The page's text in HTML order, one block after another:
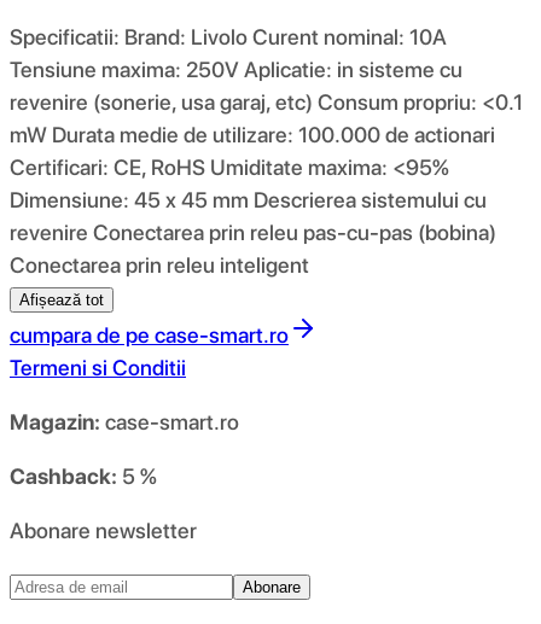
Specificatii: Brand: Livolo Curent nominal: 10A
Tensiune maxima: 250V Aplicatie: in sisteme cu
revenire (sonerie, usa garaj, etc) Consum propriu: <0.1
mW Durata medie de utilizare: 100.000 de actionari
Certificari: CE, RoHS Umiditate maxima: <95%
Dimensiune: 45 x 45 mm Descrierea sistemului cu
revenire Conectarea prin releu pas-cu-pas (bobina)
Conectarea prin releu inteligent
Afișează tot
cumpara de pe case-smart.ro
Termeni si Conditii
Magazin: case-smart.ro
Cashback: 5 %
Abonare newsletter
Abonare